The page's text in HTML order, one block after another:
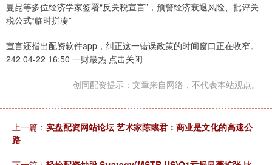
曼昆等多位经济学家签署“反关税宣言”，预警经济衰退风险、批评关
税公式“临时拼凑”
宣言还指出配资软件app，纠正这一错误政策的时间窗口正在收窄。
242 04-22 16:50 一财最热 点击关闭
创同配资提示：文章来自网络，不代表本站观点。
上一篇： 实盘配资网站论坛 艺术家陈彧君：商业是文化的高速公
路